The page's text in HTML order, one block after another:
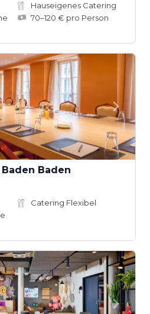
Hauseigenes Catering
70–120 € pro Person
Baden
Catering Flexibel